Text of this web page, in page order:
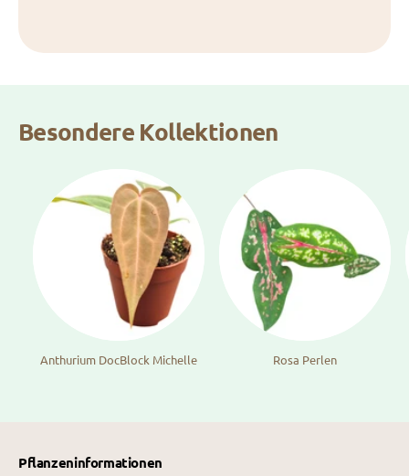
Besondere Kollektionen
Anthurium DocBlock Michelle Rosa Perlen
Pflanzeninformationen